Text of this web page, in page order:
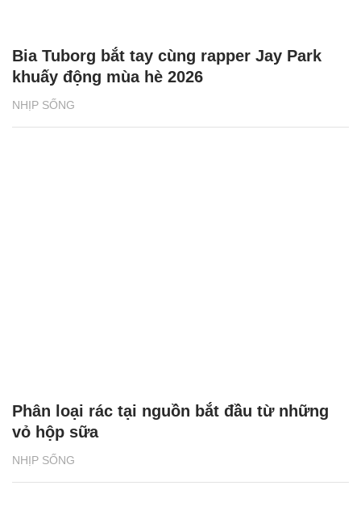
NHỊP SỐNG
Bia Tuborg bắt tay cùng rapper Jay Park
khuấy động mùa hè 2026
NHỊP SỐNG
Phân loại rác tại nguồn bắt đầu từ những
vỏ hộp sữa